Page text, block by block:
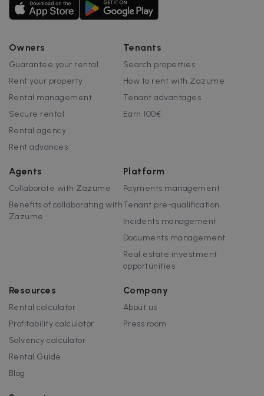
Owners
Guarantee your rental
Rent your property
Rental management
Secure rental
Rental agency
Rent advances
Tenants
Search properties
How to rent with Zazume
Tenant advantages
Earn 100€
Agents
Collaborate with Zazume
Benefits of collaborating with
Zazume
Platform
Payments management
Tenant pre-qualification
Incidents management
Documents management
Real estate investment
opportunities
Resources
Rental calculator
Profitability calculator
Solvency calculator
Rental Guide
Blog
Company
About us
Press room